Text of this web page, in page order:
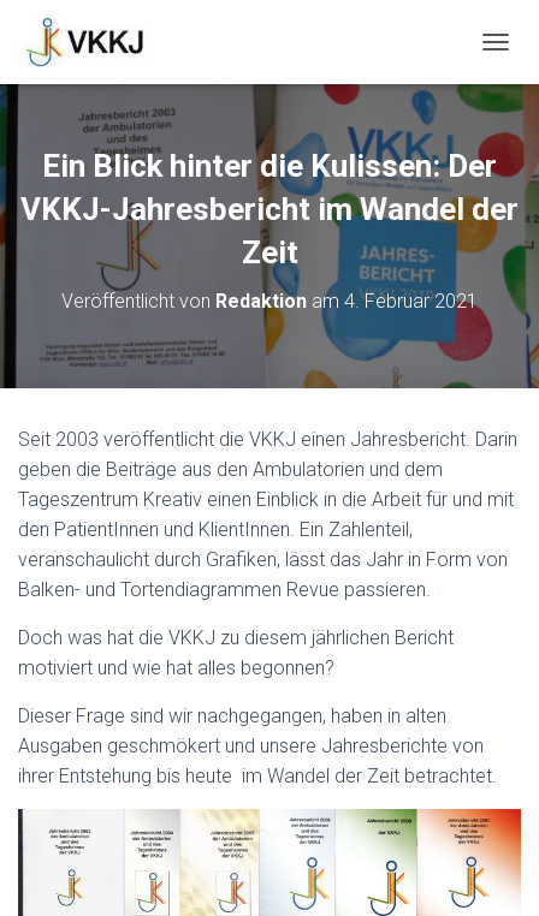
A
A
I
T
N
Ein Blick hinter die Kulissen: Der
VKKJ-Jahresbericht im Wandel der
Zeit
Veröffentlicht von Redaktion am 4. Februar 2021
Seit 2003 veröffentlicht die VKKJ einen Jahresbericht. Darin
geben die Beiträge aus den Ambulatorien und dem
Tageszentrum Kreativ einen Einblick in die Arbeit für und mit
den PatientInnen und KlientInnen. Ein Zahlenteil,
veranschaulicht durch Grafiken, lässt das Jahr in Form von
Balken- und Tortendiagrammen Revue passieren.
Doch was hat die VKKJ zu diesem jährlichen Bericht
motiviert und wie hat alles begonnen?
Dieser Frage sind wir nachgegangen, haben in alten
Ausgaben geschmökert und unsere Jahresberichte von
ihrer Entstehung bis heute im Wandel der Zeit betrachtet.